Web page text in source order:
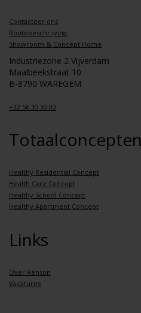
Contacteer ons
Routebeschrijving
Showroom & Concept Home
Industriezone 2 Vijverdam
Maalbeekstraat 10
B-8790 WAREGEM
+32 56 30 30 00
Totaalconcepten
Healthy Residential Concept
Health Care Concept
Healthy School Concept
Healthy Apartment Concept
Links
Over Renson
Vacatures